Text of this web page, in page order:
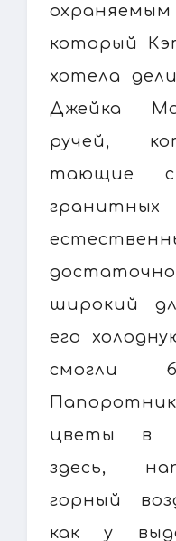
который
хотела
Джейка
ручей,
тающие
широкий
его
смогли
цветы в
здесь,
горный
как у